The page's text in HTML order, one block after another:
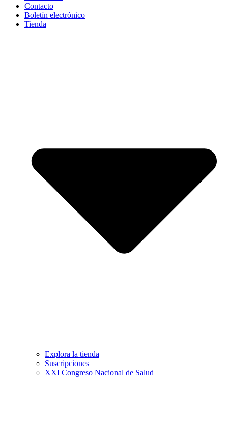
Contacto
Boletín electrónico
Tienda
Explora la tienda
Suscripciones
XXI Congreso Nacional de Salud